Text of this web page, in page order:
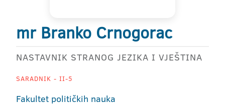
mr Branko Crnogorac
NASTAVNIK STRANOG JEZIKA I VJEŠTINA
SARADNIK - II-5
Fakultet političkih nauka